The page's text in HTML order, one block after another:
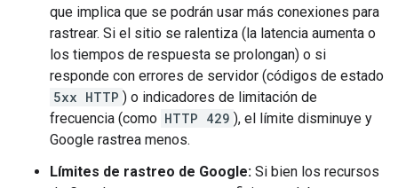
que implica que se podrán usar más conexiones para
rastrear. Si el sitio se ralentiza (la latencia aumenta o
los tiempos de respuesta se prolongan) o si
responde con errores de servidor (códigos de estado
5xx HTTP ) o indicadores de limitación de
frecuencia (como HTTP 429 ), el límite disminuye y
Google rastrea menos.
Límites de rastreo de Google: Si bien los recursos